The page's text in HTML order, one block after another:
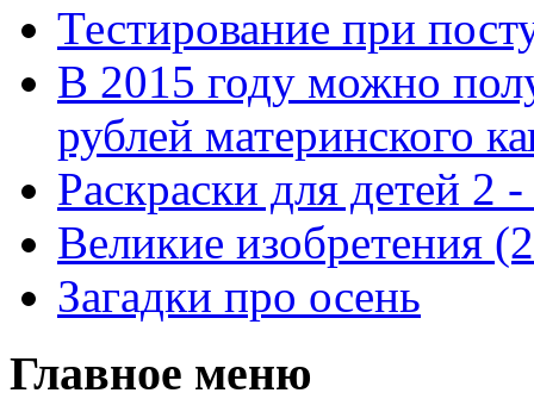
Тестирование при
В 2015 году можно
рублей материнского
Раскраски для детей 2 -
Великие изобретения
Загадки про осень
Главное меню